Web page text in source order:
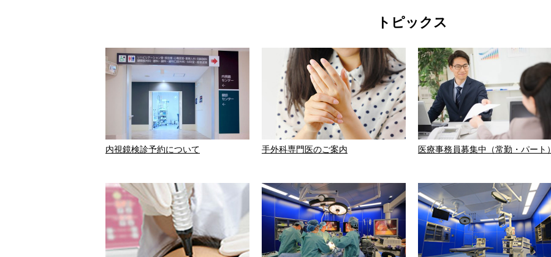
トピックス
内視鏡検診予約について 手外科専門医のご案内 医療事務員募集中（常勤・パート）